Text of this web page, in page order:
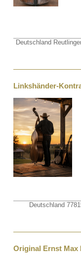
Deutschland
Linkshänder-
Deutschland
Original Ernst Max